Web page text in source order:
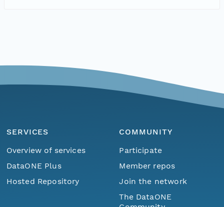
SERVICES
Overview of services
DataONE Plus
Hosted Repository
COMMUNITY
Participate
Member repos
Join the network
The DataONE